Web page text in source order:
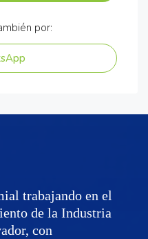
por:
trabajando en el
de la Industria
con